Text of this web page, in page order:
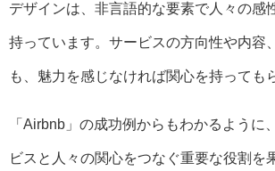
デザインは、非言語的な要素で人々の感
持っています。サービスの方向性や内容
も、魅力を感じなければ関心を持っても
「Airbnb」の成功例からもわかるように
ビスと人々の関心をつなぐ重要な役割を